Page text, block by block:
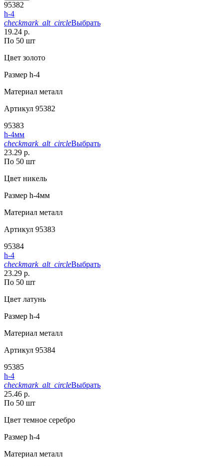
95382
h-4
checkmark_alt_circleВыбрать
19.24 р.
По 50 шт
Цвет золото
Размер h-4
Материал металл
Артикул 95382
95383
h-4мм
checkmark_alt_circleВыбрать
23.29 р.
По 50 шт
Цвет никель
Размер h-4мм
Материал металл
Артикул 95383
95384
h-4
checkmark_alt_circleВыбрать
23.29 р.
По 50 шт
Цвет латунь
Размер h-4
Материал металл
Артикул 95384
95385
h-4
checkmark_alt_circleВыбрать
25.46 р.
По 50 шт
Цвет темное серебро
Размер h-4
Материал металл